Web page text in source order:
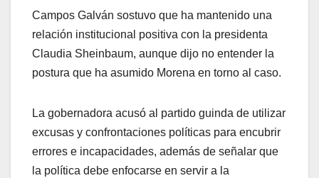
Campos Galván sostuvo que ha mantenido una
relación institucional positiva con la presidenta
Claudia Sheinbaum, aunque dijo no entender la
postura que ha asumido Morena en torno al caso.
La gobernadora acusó al partido guinda de utilizar
excusas y confrontaciones políticas para encubrir
errores e incapacidades, además de señalar que
la política debe enfocarse en servir a la